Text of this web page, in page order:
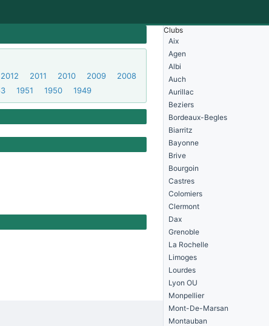
2012 2011 2010 2009
2008
1951 1950 1949
Clubs
Aix
Agen
Albi
Auch
Aurillac
Beziers
Bordeaux-Begles
Biarritz
Bayonne
Brive
Bourgoin
Castres
Colomiers
Clermont
Dax
Grenoble
La Rochelle
Limoges
Lourdes
Lyon OU
Monpellier
Mont-De-Marsan
Montauban